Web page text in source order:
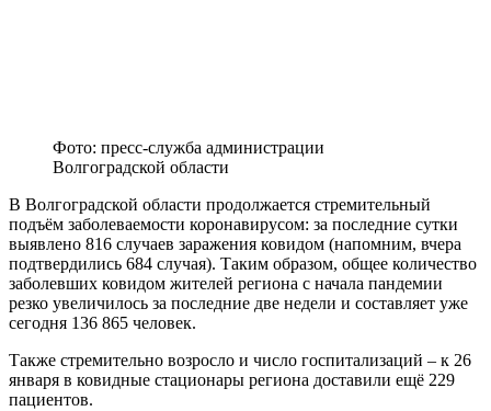
Фото: пресс-служба администрации
Волгоградской области
В Волгоградской области продолжается стремительный
подъём заболеваемости коронавирусом: за последние сутки
выявлено 816 случаев заражения ковидом (напомним, вчера
подтвердились 684 случая). Таким образом, общее количество
заболевших ковидом жителей региона с начала пандемии
резко увеличилось за последние две недели и составляет уже
сегодня 136 865 человек.
Также стремительно возросло и число госпитализаций – к 26
января в ковидные стационары региона доставили ещё 229
пациентов.